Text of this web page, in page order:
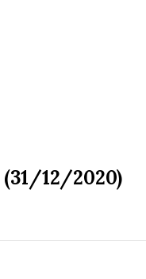
12/2020)